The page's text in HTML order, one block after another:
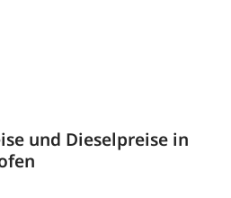
und Dieselpreise in